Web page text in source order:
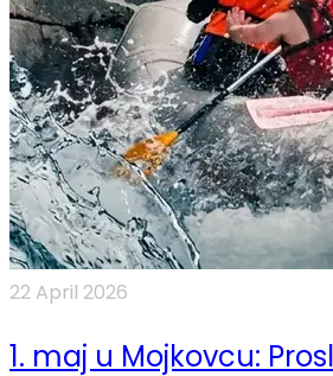
22 April 2026
1. maj u Mojkovcu: